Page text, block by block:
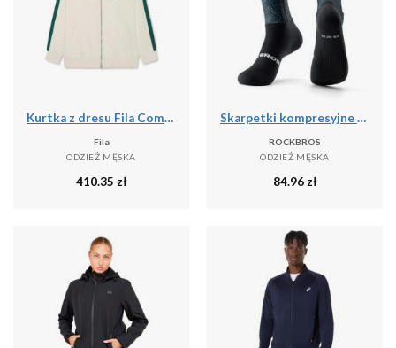
Kurtka z dresu Fila Como Relaxed
Fila
ODZIEŻ MĘSKA
410.35 zł
Skarpetki kompresyjne do jazdy na rowerze antybakteryjne oddychające
ROCKBROS
ODZIEŻ MĘSKA
84.96 zł